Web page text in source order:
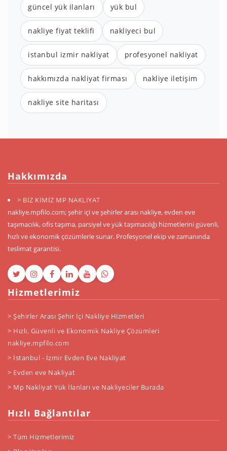
güncel yük ilanları yük bul
nakliye fiyat teklifi nakliyeci bul
istanbul izmir nakliyat profesyonel nakliyat
hakkımızda nakliyat firması nakliye iletişim
nakliye site haritası
Hakkımızda
> BİZ KİMİZ MP NAKLİYAT
nakliye.mpfilo.com; şehir içi ve şehirler arası nakliye, evden eve
taşımacılık, ofis taşıma, parsiyel ve yük taşımacılığı hizmetlerini güvenli,
hızlı ve ekonomik çözümlerle sunar. Profesyonel ekip ve zamanında
teslimat garantisi.
Hizmetlerimiz
> Şehirler Arası Şehir İçi Nakliye Hizmetleri
> Hızlı, Güvenli ve Ekonomik Nakliye Çözümleri
nakliye.mpfilo.com
> İstanbul - İzmir Evden Eve Nakliyat
> Evden eve Nakliyat
> Mp Nakliyat Yük İlanları ve Nakliyeciler Burada
Hızlı Bağlantılar
> Tüm Hizmetlerimiz